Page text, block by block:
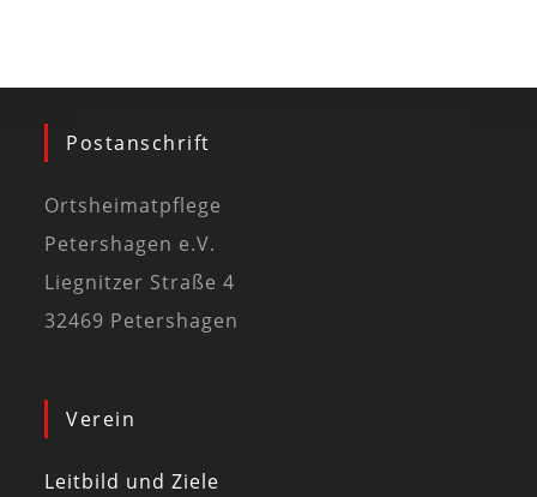
Postanschrift
Ortsheimatpflege
Petershagen e.V.
Liegnitzer Straße 4
32469 Petershagen
Verein
Leitbild und Ziele